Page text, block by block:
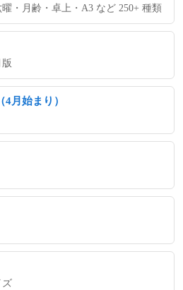
・月齢・卓上・A3 など 250+ 種類
月始まり）
ズ